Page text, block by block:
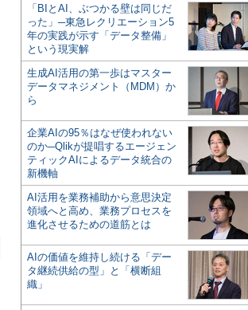
「BIとAI、ぶつかる壁は同じだ
った」─東急レクリエーション5
年の実践が示す「データ整備」
という現実解
生成AI活用の第一歩はマスター
データマネジメント（MDM）か
ら
企業AIの95％はなぜ使われない
のか─Qlikが提唱するエージェン
ティックAIによるデータ統合の
新機軸
AI活用を業務補助から意思決定
領域へと高め、業務プロセスを
進化させるための道筋とは
AIの価値を維持し続ける「デー
タ継続供給の型」と「横断組
織」